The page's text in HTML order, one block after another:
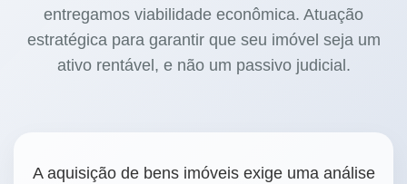
entregamos viabilidade econômica. Atuação
estratégica para garantir que seu imóvel seja um
ativo rentável, e não um passivo judicial.
A aquisição de bens imóveis exige uma análise